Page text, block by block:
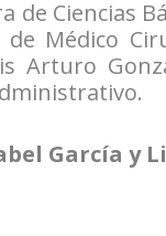
de Ciencias
de Médico
Arturo
García y